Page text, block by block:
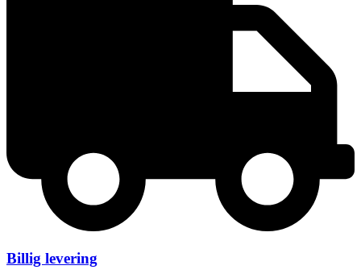
Billig levering